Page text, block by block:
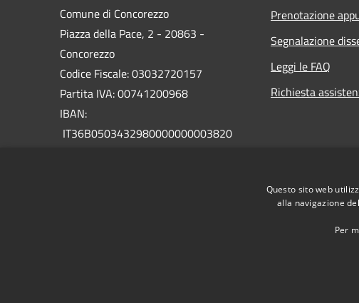
Comune di Concorezzo
Piazza della Pace, 2 - 20863 -
Concorezzo
Codice Fiscale: 03032720157
Partita IVA: 00741200968
IBAN:
IT36B0503432980000000003820
protocollo@comune.concorezzo.mb.legalmail.it
Prenotazione
Segnalazione
Leggi le FAQ
Richiesta
Questo sito web
alla navigazione
Per